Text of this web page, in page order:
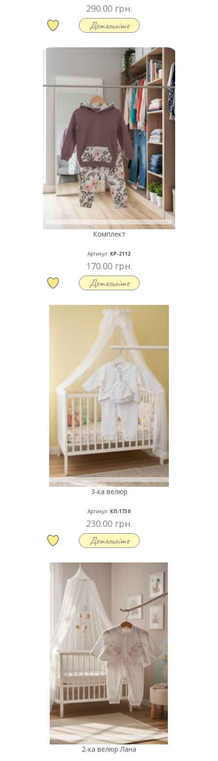
290.00 грн.
Детальніше
Комплект
Артикул: КР-2112
170.00 грн.
Детальніше
3-ка велюр
Артикул: КП-1730
230.00 грн.
Детальніше
2-ка велюр Лана